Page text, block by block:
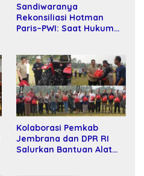
Sandiwaranya
Rekonsiliasi Hotman
Paris–PWI: Saat Hukum
Kolaborasi Pemkab
Jembrana dan DPR RI
Salurkan Bantuan Alat